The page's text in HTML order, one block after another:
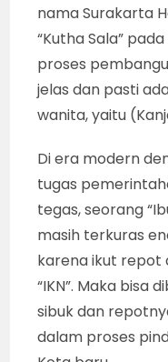
nama Surakarta
“Kutha Sala”
proses
jelas dan pasti
wanita, yaitu
Di era modern
tugas
tegas, seorang
masih terkuras
karena ikut repot
“IKN”. Maka bisa
sibuk dan
dalam proses